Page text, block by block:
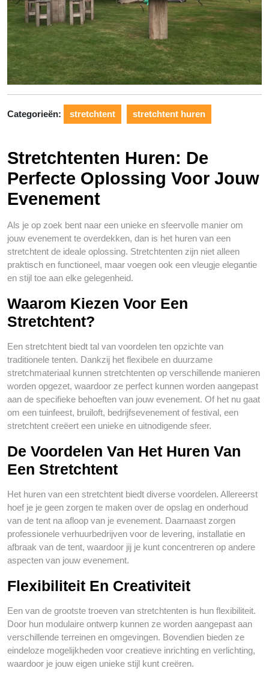
Categorieën: stretchtent stretchtent huren
Stretchtenten Huren: De
Perfecte Oplossing Voor Jouw
Evenement
Als je op zoek bent naar een unieke en sfeervolle manier om
jouw evenement te overdekken, dan is het huren van een
stretchtent de ideale oplossing. Stretchtenten zijn niet alleen
praktisch en functioneel, maar voegen ook een vleugje elegantie
en stijl toe aan elke gelegenheid.
Waarom Kiezen Voor Een
Stretchtent?
Een stretchtent biedt tal van voordelen ten opzichte van
traditionele tenten. Dankzij het flexibele en duurzame
stretchmateriaal kunnen stretchtenten op verschillende manieren
worden opgezet, waardoor ze perfect kunnen worden aangepast
aan de specifieke behoeften van jouw evenement. Of het nu gaat
om een tuinfeest, bruiloft, bedrijfsevenement of festival, een
stretchtent creëert een unieke en uitnodigende sfeer.
De Voordelen Van Het Huren Van
Een Stretchtent
Het huren van een stretchtent biedt diverse voordelen. Allereerst
hoef je je geen zorgen te maken over de opslag en onderhoud
van de tent na afloop van je evenement. Daarnaast zorgen
professionele verhuurbedrijven voor de levering, installatie en
afbraak van de tent, waardoor jij je kunt concentreren op andere
aspecten van jouw evenement.
Flexibiliteit En Creativiteit
Een van de grootste troeven van stretchtenten is hun flexibiliteit.
Door hun modulaire ontwerp kunnen ze worden aangepast aan
verschillende terreinen en omgevingen. Bovendien bieden ze
eindeloze mogelijkheden voor creatieve inrichting en verlichting,
waardoor je jouw eigen unieke stijl kunt creëren.